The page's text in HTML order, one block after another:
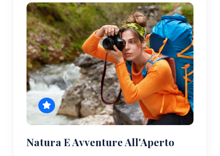
Natura E Avventure All'Aperto